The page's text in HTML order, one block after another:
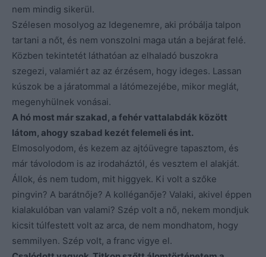
nem mindig sikerül.
Szélesen mosolyog az Idegenemre, aki próbálja talpon
tartani a nőt, és nem vonszolni maga után a bejárat felé.
Közben tekintetét láthatóan az elhaladó buszokra
szegezi, valamiért az az érzésem, hogy ideges. Lassan
kúszok be a járatommal a látómezejébe, mikor meglát,
megenyhülnek vonásai.
A hó most már szakad, a fehér vattalabdák között
látom, ahogy szabad kezét felemeli és int.
Elmosolyodom, és kezem az ajtóüvegre tapasztom, és
már távolodom is az irodaháztól, és vesztem el alakját.
Állok, és nem tudom, mit higgyek. Ki volt a szőke
pingvin? A barátnője? A kolléganője? Valaki, akivel éppen
kialakulóban van valami? Szép volt a nő, nekem mondjuk
kicsit túlfestett volt az arca, de nem mondhatom, hogy
semmilyen. Szép volt, a franc vigye el.